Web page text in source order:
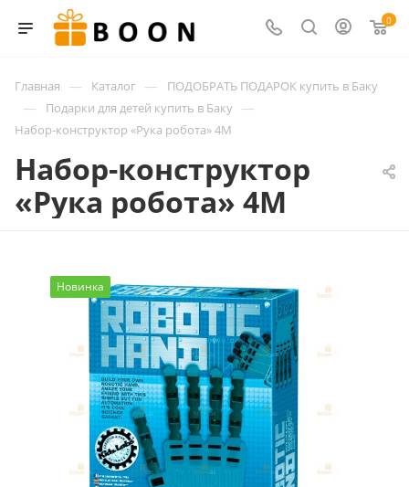
0
Главная — Каталог — ПОДОБРАТЬ ПОДАРОК купить в Баку
— Подарки для детей купить в Баку —
Набор-конструктор «Рука робота» 4М
Набор-конструктор
«Рука робота» 4М
Новинка